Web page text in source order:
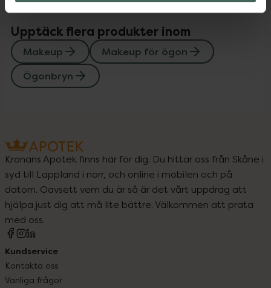
Upptäck flera produkter inom
Makeup
Makeup för ögon
Ögonbryn
Kronans Apotek finns här för dig. Du hittar oss från Skåne i
syd till Lappland i norr, och online i mobilen och på
datorn. Oavsett vem du är så är det vårt uppdrag att
hjälpa just dig att må lite bättre. Välkommen att prata
med oss.
Kundservice
Kontakta oss
Vanliga frågor